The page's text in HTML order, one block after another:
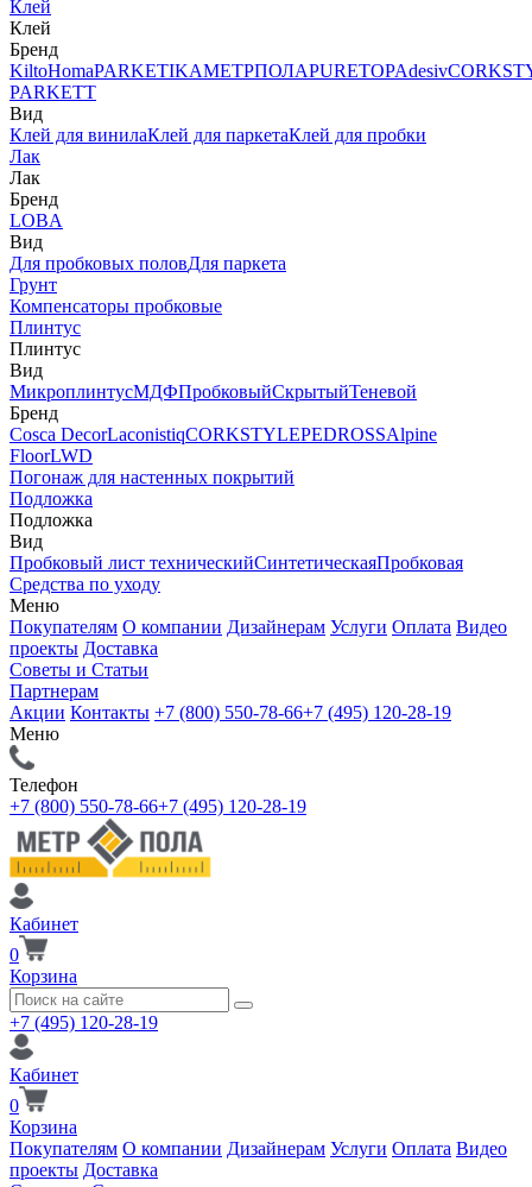
Клей
Клей
Бренд
KiltoHomaPARKETIKAМЕТРПОЛАPURETOPAdesiv
PARKETT
Вид
Клей для винилаКлей для паркетаКлей для пробки
Лак
Лак
Бренд
LOBA
Вид
Для пробковых половДля паркета
Грунт
Компенсаторы пробковые
Плинтус
Плинтус
Вид
МикроплинтусМДФПробковыйСкрытыйТеневой
Бренд
Cosca DecorLaconistiqCORKSTYLEPEDROSSAlpine
FloorLWD
Погонаж для настенных покрытий
Подложка
Подложка
Вид
Пробковый лист техническийСинтетическаяПробковая
Средства по уходу
Меню
Покупателям О компании Дизайнерам Услуги Оплата Видео
проекты Доставка
Советы и Статьи
Партнерам
Акции Контакты +7 (800) 550-78-66+7 (495) 120-28-19
Меню
Телефон
+7 (800) 550-78-66+7 (495) 120-28-19
Кабинет
0
Корзина
+7 (495) 120-28-19
Кабинет
0
Корзина
Покупателям О компании Дизайнерам Услуги Оплата Видео
проекты Доставка